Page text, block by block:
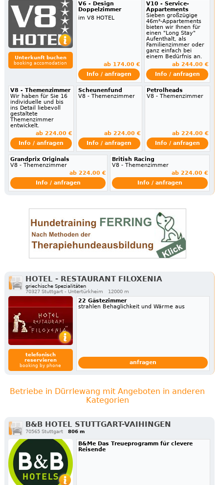
Unterkunft buchen
booking accomodation
V6 - Design
Doppelzimmer
im V8 HOTEL
ab 174.00 €
Info / anfragen
V10 - Service-
Appartements
Sieben großzügige
46m²-Appartements
bieten wir Ihnen für
einen "Long Stay"
Aufenthalt, als
Familienzimmer oder
ganz einfach bei
einem Bedürfnis an.
ab 244.00 €
Info / anfragen
V8 - Themenzimmer
Wir haben für Sie 16
individuelle und bis
ins Detail liebevoll
gestaltete
Themenzimmer
entwickelt.
ab 224.00 €
Info / anfragen
Scheunenfund
V8 - Themenzimmer
ab 224.00 €
Info / anfragen
Petrolheads
V8 - Themenzimmer
ab 224.00 €
Info / anfragen
Grandprix Originals
V8 - Themenzimmer
ab 224.00 €
Info / anfragen
British Racing
V8 - Themenzimmer
ab 224.00 €
Info / anfragen
HOTEL - RESTAURANT FILOXENIA
griechische Spezialitäten
70327 Stuttgart - Untertürkheim
12000 m
telefonisch
reservieren
booking by phone
22 Gästezimmer
strahlen Behaglichkeit und Wärme aus
anfragen
Betriebe in Dürrlewang mit Angeboten in anderen
Kategorien
B&B HOTEL STUTTGART-VAIHINGEN
70565 Stuttgart 806 m
B&Me Das Treueprogramm für clevere
Reisende